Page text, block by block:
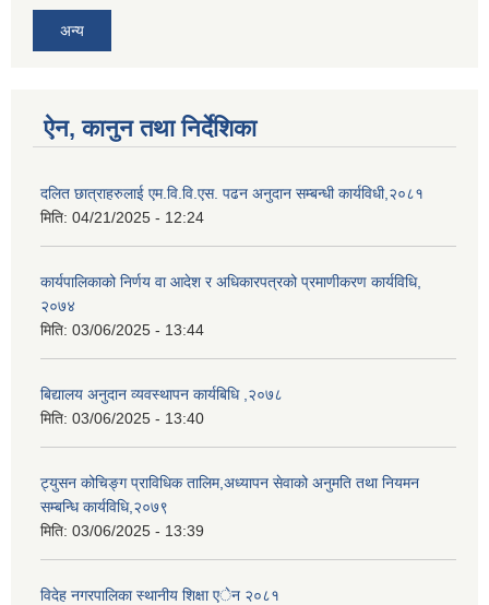
अन्य
ऐन, कानुन तथा निर्देशिका
दलित छात्राहरुलाई एम.वि.वि.एस. पढन अनुदान सम्बन्धी कार्यविधी,२०८१
मिति: 04/21/2025 - 12:24
कार्यपालिकाको निर्णय वा आदेश र अधिकारपत्रको प्रमाणीकरण कार्यविधि,
२०७४
मिति: 03/06/2025 - 13:44
बिद्यालय अनुदान व्यवस्थापन कार्यबिधि ,२०७८
मिति: 03/06/2025 - 13:40
ट्युसन कोचिङ्ग प्राविधिक तालिम,अध्यापन सेवाको अनुमति तथा नियमन
सम्बन्धि कार्यविधि,२०७९
मिति: 03/06/2025 - 13:39
विदेह नगरपालिका स्थानीय शिक्षा एेन २०८१